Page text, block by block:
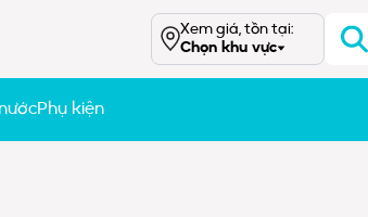
Xem giá, tồn tại:
Chọn khu vực
Phụ kiện